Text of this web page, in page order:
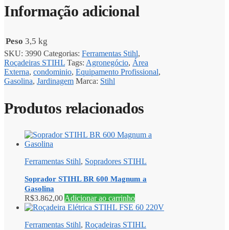
Informação adicional
Peso 3,5 kg
SKU: 3990 Categorias: Ferramentas Stihl,
Roçadeiras STIHL Tags: Agronegócio, Área
Externa, condominio, Equipamento Profissional,
Gasolina, Jardinagem Marca: Stihl
Produtos relacionados
Ferramentas Stihl, Sopradores STIHL
Soprador STIHL BR 600 Magnum a
Gasolina
R$3.862,00 Adicionar ao carrinho
Ferramentas Stihl, Roçadeiras STIHL